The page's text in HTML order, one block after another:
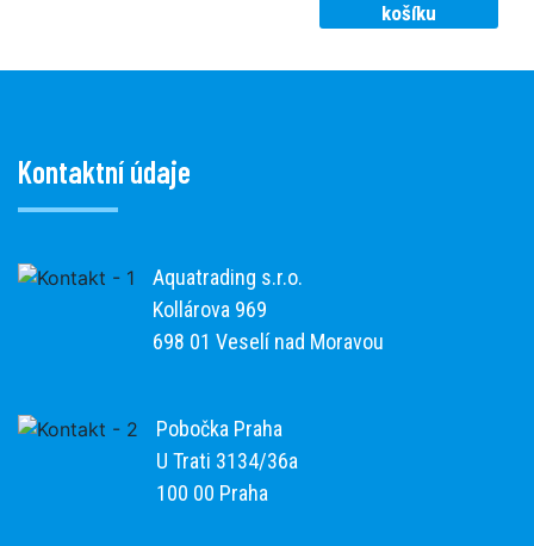
košíku
Kontaktní údaje
Aquatrading s.r.o.
Kollárova 969
698 01 Veselí nad Moravou
Pobočka Praha
U Trati 3134/36a
100 00 Praha